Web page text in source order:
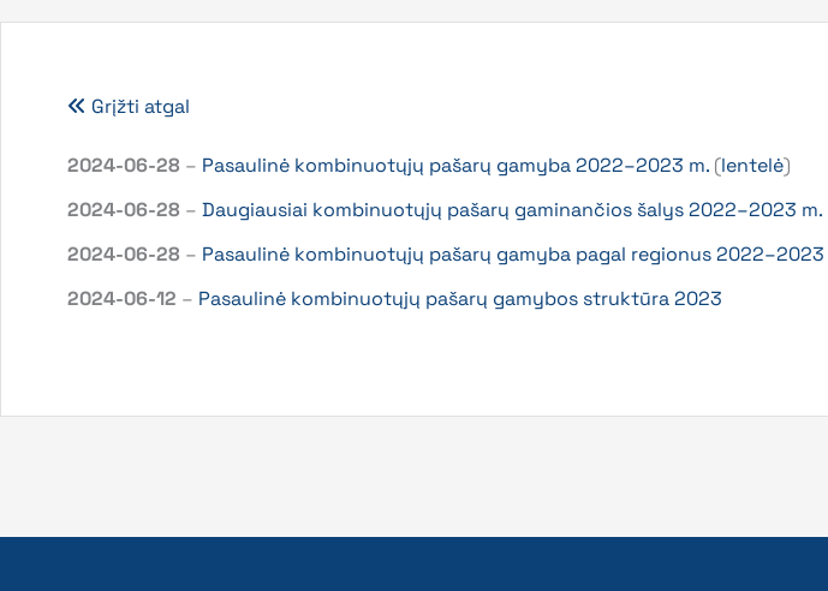
Grįžti atgal
2024-06-28 – Pasaulinė kombinuotųjų pašarų gamyba 2022–2023 m. (lentelė)
2024-06-28 – Daugiausiai kombinuotųjų pašarų gaminančios šalys 2022–2023 m.
2024-06-28 – Pasaulinė kombinuotųjų pašarų gamyba pagal regionus 2022–2023
2024-06-12 – Pasaulinė kombinuotųjų pašarų gamybos struktūra 2023